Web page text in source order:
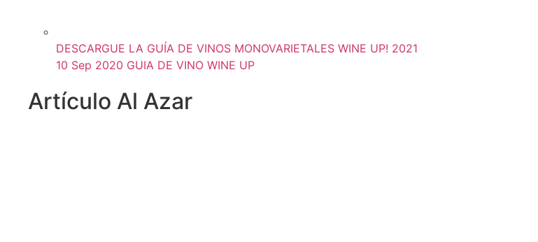
DESCARGUE LA GUÍA DE VINOS MONOVARIETALES WINE UP! 2021
10 Sep 2020 GUIA DE VINO WINE UP
Artículo Al Azar